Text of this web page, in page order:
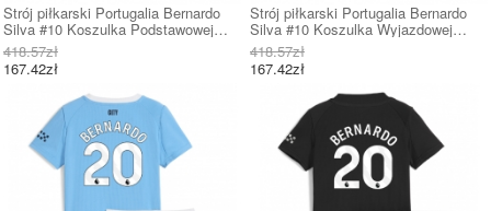
Strój piłkarski Portugalia Bernardo
Silva #10 Koszulka Podstawowej
damskie MŚ 2026 Krótki Rękaw
418.57zł
167.42zł
Strój piłkarski Portugalia Bernardo
Silva #10 Koszulka Wyjazdowej
damskie MŚ 2026 Krótki Rękaw
418.57zł
167.42zł